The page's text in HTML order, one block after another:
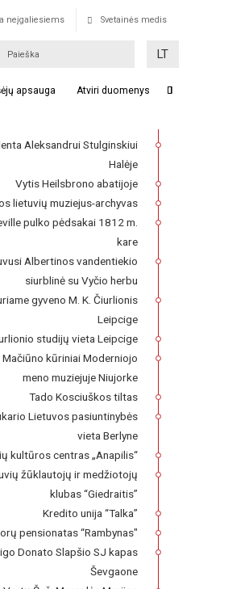
neįgaliesiems Svetainės medis
LT
apsauga Atviri duomenys
Stiftungen kompleksas,
Aleksandrui Stulginskiui
Halėje
Vytis Heilsbrono abatijoje
lietuvių muziejus-archyvas
pulko pėdsakai 1812 m.
kare
Albertinos vandentiekio
siurblinė su Vyčio herbu
gyveno M. K. Čiurlionis
Leipcige
studijų vieta Leipcige
kūriniai Moderniojo
meno muziejuje Niujorke
Tado Kosciuškos tiltas
Lietuvos pasiuntinybės
vieta Berlyne
kultūros centras „Anapilis“
žūklautojų ir medžiotojų
klubas “Giedraitis”
Kredito unija “Talka”
pensionatas “Rambynas"
Donato Slapšio SJ kapas
Ševgaone